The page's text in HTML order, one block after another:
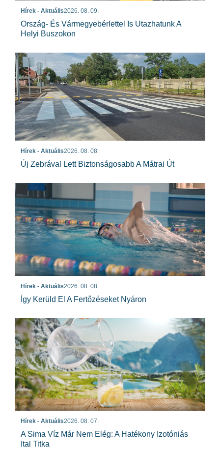
Hírek - Aktuális2026. 08. 09.
Ország- És Vármegyebérlettel Is Utazhatunk A
Helyi Buszokon
Hírek - Aktuális2026. 08. 08.
Új Zebrával Lett Biztonságosabb A Mátrai Út
Hírek - Aktuális2026. 08. 08.
Így Kerüld El A Fertőzéseket Nyáron
Hírek - Aktuális2026. 08. 07.
A Sima Víz Már Nem Elég: A Hatékony Izotóniás
Ital Titka